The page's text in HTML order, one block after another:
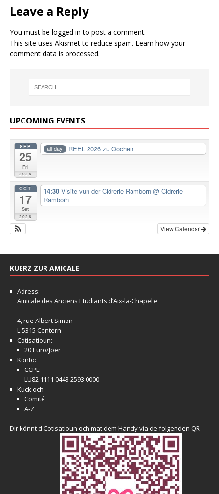
Leave a Reply
You must be logged in to post a comment.
This site uses Akismet to reduce spam. Learn how your
comment data is processed.
UPCOMING EVENTS
SEP
25
Fri
2026
all-day REEL 2026 zu Oochen
OCT
17
Sat
2026
14:30 Visite vun der Cidrerie Ramborn @ Cidrerie
Ramborn
View Calendar
KUERZ ZUR AMICALE
Adress:
Amicale des Anciens Etudiants d’Aix-la-Chapelle
4, rue Albert Simon
L-5315 Contern
Cotisatioun:
20 Euro/Joër
Konto:
CCPL:
LU82 1111 0443 2593 0000
Kuck och:
Comité
A-Z
Dir könnt d'Cotisatioun och mat dem Handy via de folgenden QR-